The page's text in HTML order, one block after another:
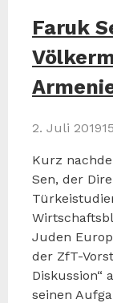
Faruk
2. Juli 2019
Kurz
Sen, der
Juden
der ZfT-
Diskussion“
seinen